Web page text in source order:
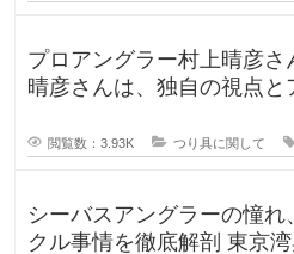
プロアングラー村上晴彦さん
晴彦さんは、独自の視点と
閲覧数：3.93K つり具に関して
シーバスアングラーの憧れ
クル事情を徹底解剖 東京湾奥のシーバスフィッシ